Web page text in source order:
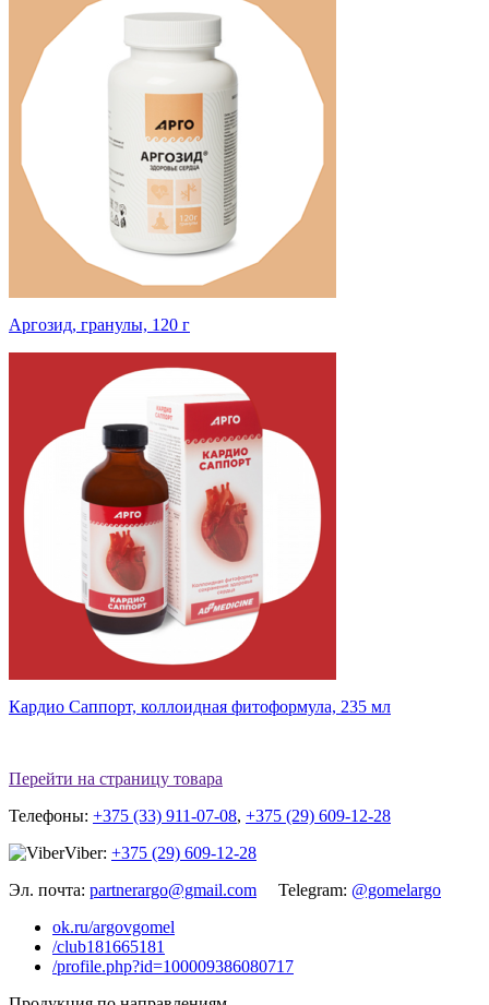
Аргозид, гранулы, 120 г
Кардио Саппорт, коллоидная фитоформула, 235 мл
Перейти на страницу товара
Телефоны: +375 (33) 911-07-08, +375 (29) 609-12-28
Viber: +375 (29) 609-12-28
Эл. почта: partnerargo@gmail.com Telegram: @gomelargo
ok.ru/argovgomel
/club181665181
/profile.php?id=100009386080717